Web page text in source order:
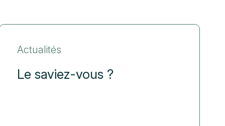
Actualités
Le saviez-vous ?